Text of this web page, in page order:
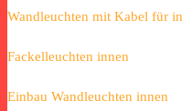
Wandleuchten mit Kabel für
Fackelleuchten innen
Einbau Wandleuchten innen